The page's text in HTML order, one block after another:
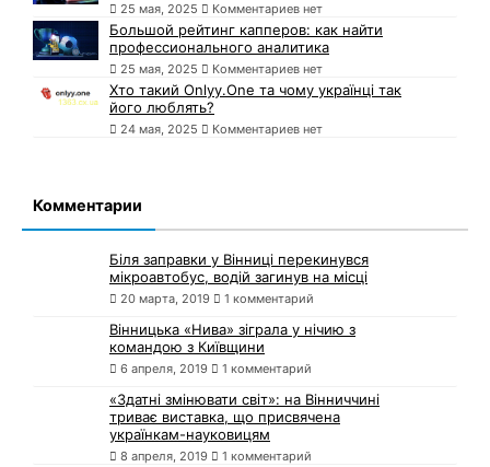
25 мая, 2025 Комментариев нет
Большой рейтинг капперов: как найти
профессионального аналитика
25 мая, 2025 Комментариев нет
Хто такий Onlyy.One та чому українці так
його люблять?
24 мая, 2025 Комментариев нет
Комментарии
Біля заправки у Вінниці перекинувся
мікроавтобус, водій загинув на місці
20 марта, 2019 1 комментарий
Вінницька «Нива» зіграла у нічию з
командою з Київщини
6 апреля, 2019 1 комментарий
«Здатні змінювати світ»: на Вінниччині
триває виставка, що присвячена
українкам-науковицям
8 апреля, 2019 1 комментарий